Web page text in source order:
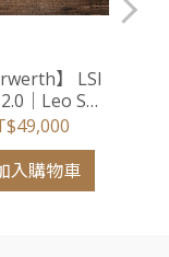
】 LSI
｜Leo S
（Full
粒面牛皮 /
典黑）
入購物車